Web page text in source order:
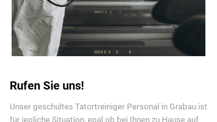
Rufen Sie uns!
Unser geschultes Tatortreiniger Personal in Grabau ist
für jegliche Situation, egal ob bei Ihnen zu Hause auf